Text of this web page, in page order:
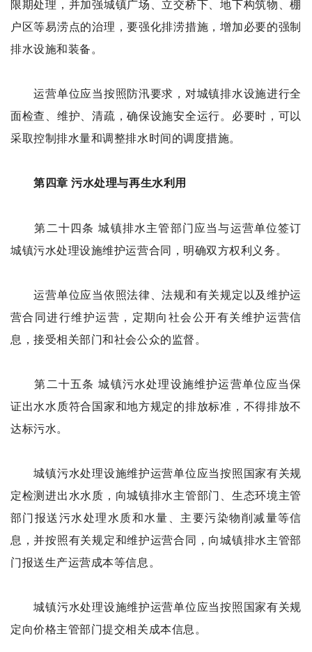
限期处理，并加强城镇广场、立交桥下、地下构筑物、棚
户区等易涝点的治理，要强化排涝措施，增加必要的强制
排水设施和装备。
运营单位应当按照防汛要求，对城镇排水设施进行全
面检查、维护、清疏，确保设施安全运行。必要时，可以
采取控制排水量和调整排水时间的调度措施。
第四章 污水处理与再生水利用
第二十四条 城镇排水主管部门应当与运营单位签订
城镇污水处理设施维护运营合同，明确双方权利义务。
运营单位应当依照法律、法规和有关规定以及维护运
营合同进行维护运营，定期向社会公开有关维护运营信
息，接受相关部门和社会公众的监督。
第二十五条 城镇污水处理设施维护运营单位应当保
证出水水质符合国家和地方规定的排放标准，不得排放不
达标污水。
城镇污水处理设施维护运营单位应当按照国家有关规
定检测进出水水质，向城镇排水主管部门、生态环境主管
部门报送污水处理水质和水量、主要污染物削减量等信
息，并按照有关规定和维护运营合同，向城镇排水主管部
门报送生产运营成本等信息。
城镇污水处理设施维护运营单位应当按照国家有关规
定向价格主管部门提交相关成本信息。